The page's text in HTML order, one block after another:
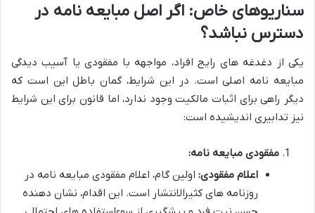
سناریوهای خاص: اگر اصل مبایعه نامه در
دسترس نباشد؟
یکی از دغدغه های رایج افراد، مواجهه با مفقودی یا آسیب دیدگی
مبایعه نامه اصلی است. در این شرایط، گمان باطل این است که
دیگر راهی برای اثبات مالکیت وجود ندارد، اما قانون برای این شرایط
نیز تدابیری اندیشیده است:
مفقودی مبایعه نامه:
اعلام مفقودی: اولین گام، اعلام مفقودی مبایعه نامه در
روزنامه های کثیرالانتشار است. این اقدام، نشان دهنده